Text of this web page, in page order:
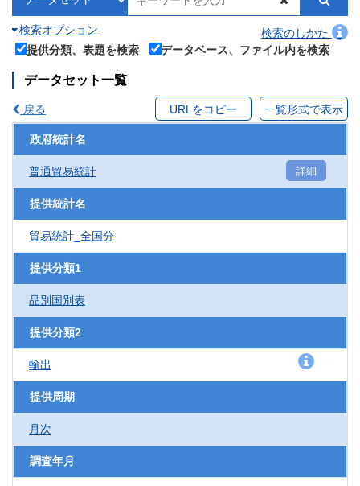
検索オプション
検索のしかた
提供分類、表題を検索
データベース、ファイル内を検索
データセット一覧
戻る URLをコピー 一覧形式で表示
政府統計名
普通貿易統計 詳細
提供統計名
貿易統計_全国分
提供分類1
品別国別表
提供分類2
輸出
提供周期
月次
調査年月